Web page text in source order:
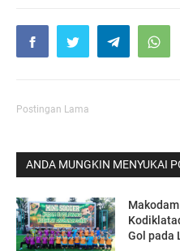
Postingan Lama
ANDA MUNGKIN MENYUKAI
Gol pada